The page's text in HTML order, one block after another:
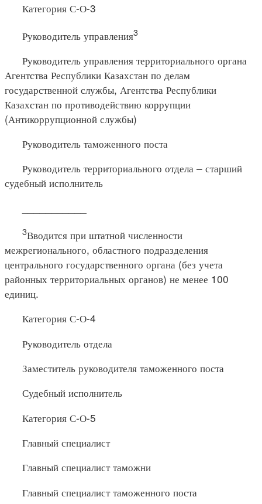
Категория С-О-3
Руководитель управления3
Руководитель управления территориального органа
Агентства Республики Казахстан по делам
государственной службы, Агентства Республики
Казахстан по противодействию коррупции
(Антикоррупционной службы)
Руководитель таможенного поста
Руководитель территориального отдела – старший
судебный исполнитель
3Вводится при штатной численности
межрегионального, областного подразделения
центрального государственного органа (без учета
районных территориальных органов) не менее 100
единиц.
Категория С-О-4
Руководитель отдела
Заместитель руководителя таможенного поста
Судебный исполнитель
Категория С-О-5
Главный специалист
Главный специалист таможни
Главный специалист таможенного поста